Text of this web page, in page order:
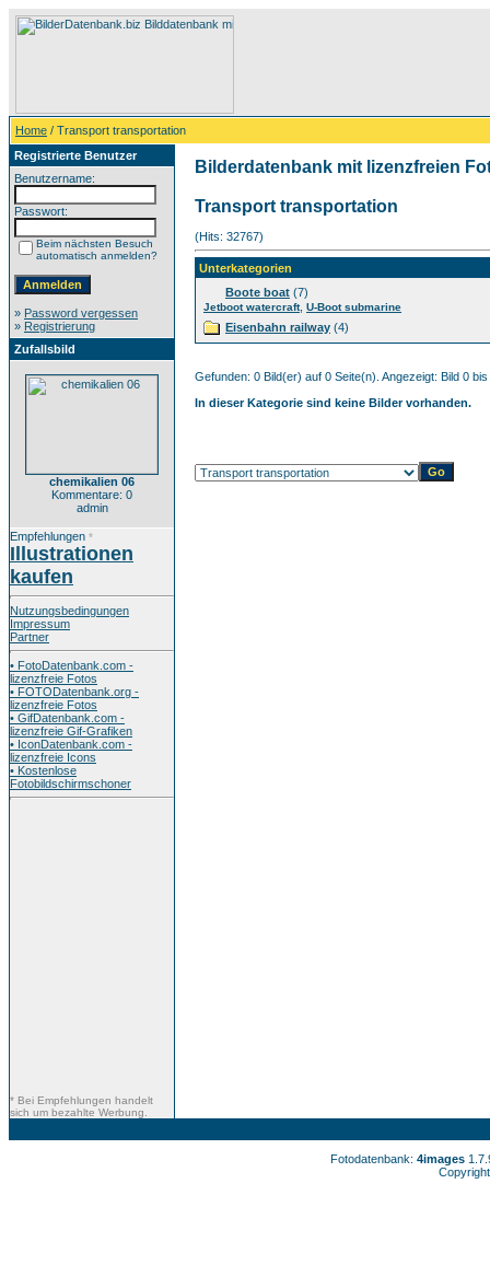
Home / Transport transportation
Registrierte Benutzer
Benutzername:
Passwort:
Beim nächsten Besuch
automatisch anmelden?
» Password vergessen
» Registrierung
Zufallsbild
chemikalien 06
Kommentare: 0
admin
Empfehlungen *
Illustrationen
kaufen
Nutzungsbedingungen
Impressum
Partner
• FotoDatenbank.com -
lizenzfreie Fotos
• FOTODatenbank.org -
lizenzfreie Fotos
• GifDatenbank.com -
lizenzfreie Gif-Grafiken
• IconDatenbank.com -
lizenzfreie Icons
• Kostenlose
Fotobildschirmschoner
* Bei Empfehlungen handelt
sich um bezahlte Werbung.
Bilderdatenbank mit lizenzfreien
Transport transportation
(Hits: 32767)
Unterkategorien
Boote boat (7)
Jetboot watercraft, U-Boot submarine
Eisenbahn railway (4)
Gefunden: 0 Bild(er) auf 0 Seite(n). Angezeigt: Bild 0 bis
In dieser Kategorie sind keine Bilder vorhanden.
Fotodatenbank: 4images